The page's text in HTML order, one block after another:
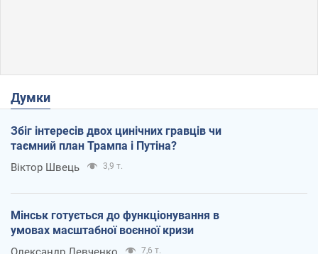
Думки
Збіг інтересів двох цинічних гравців чи
таємний план Трампа і Путіна?
Віктор Швець 3,9 т.
Мінськ готується до функціонування в
умовах масштабної воєнної кризи
7,6 т.